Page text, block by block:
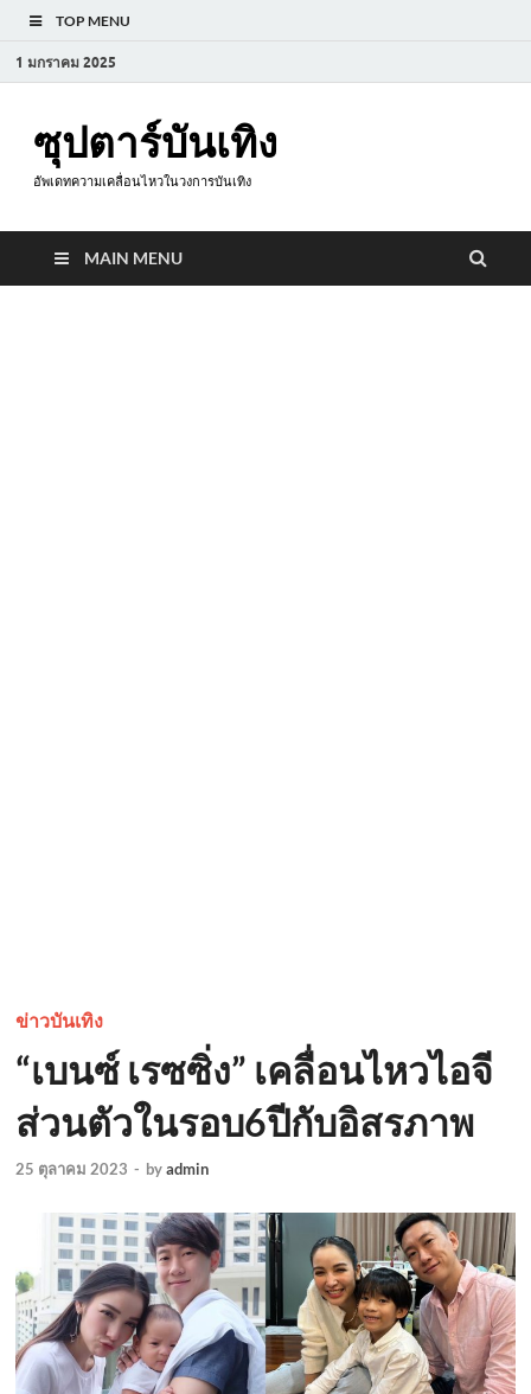
TOP MENU
1 มกราคม 2025
ซุปตาร์บันเทิง
อัพเดทความเคลื่อนไหวในวงการบันเทิง
MAIN MENU
ข่าวบันเทิง
“เบนซ์ เรซซิ่ง” เคลื่อนไหวไอจี
ส่วนตัวในรอบ6ปีกับอิสรภาพ
25 ตุลาคม 2023 - byadmin